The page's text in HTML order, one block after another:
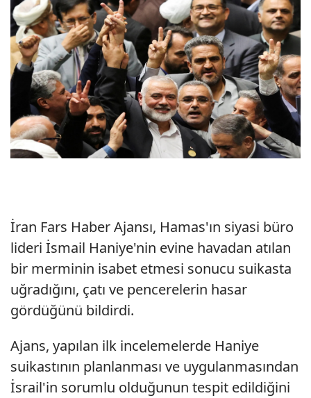
İran Fars Haber Ajansı, Hamas'ın siyasi büro
lideri İsmail Haniye'nin evine havadan atılan
bir merminin isabet etmesi sonucu suikasta
uğradığını, çatı ve pencerelerin hasar
gördüğünü bildirdi.
Ajans, yapılan ilk incelemelerde Haniye
suikastının planlanması ve uygulanmasından
İsrail'in sorumlu olduğunun tespit edildiğini